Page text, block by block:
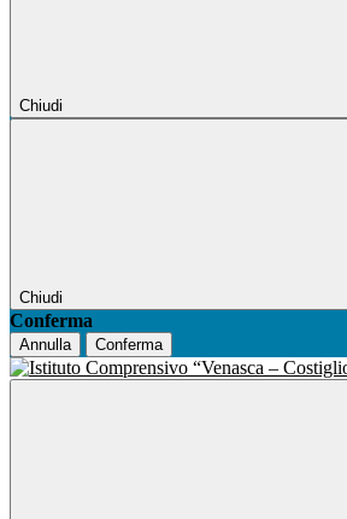
Chiudi
Chiudi
Conferma
Annulla Conferma